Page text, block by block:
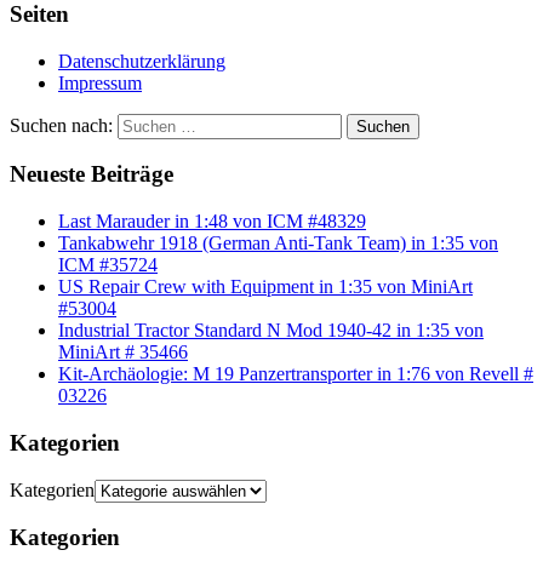
Seiten
Datenschutzerklärung
Impressum
Suchen nach: Suchen
Neueste Beiträge
Last Marauder in 1:48 von ICM #48329
Tankabwehr 1918 (German Anti-Tank Team) in 1:35 von
ICM #35724
US Repair Crew with Equipment in 1:35 von MiniArt
#53004
Industrial Tractor Standard N Mod 1940-42 in 1:35 von
MiniArt # 35466
Kit-Archäologie: M 19 Panzertransporter in 1:76 von Revell #
03226
Kategorien
Kategorien
Kategorien